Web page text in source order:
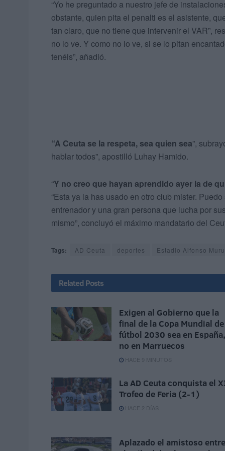
“Yo he preguntado a nuestro jefe de
obstante, quien pita el penalti es el asistente,
tan claro, que no tiene que intervenir el VAR”,
no lo ve. Y como no lo ve, si se lo pitan
tenéis”, añadió.
“A Ceuta se la respeta, sea quien sea”,
hablar todos”, apostilló Luhay Hamido.
“Y no creo que hayan aprendido ayer la de
“Esta ya la has usado en otro club mister.
entrenador y una gran persona que lucha por
mismo”, concluyó el máximo mandatario del
Tags: AD Ceuta deportes Estadio Alfonso
Related Posts
Exigen al Gobierno que la
final de la Copa Mundial de
fútbol 2030 sea en España,
no en Marruecos
HACE 9 MINUTOS
La AD Ceuta conquista el
Trofeo de Feria (2-1)
HACE 2 DÍAS
Aplazado el amistoso entre